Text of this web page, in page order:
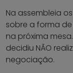
Na assembleia
sobre a forma
na próxima
decidiu NÃO
negociação.